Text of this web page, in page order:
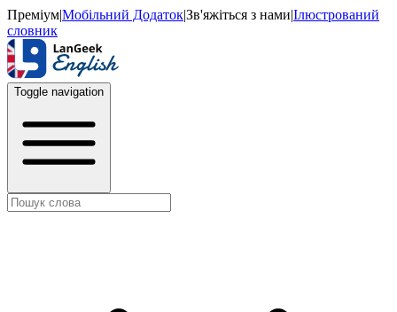
Преміум|Мобільний Додаток|Зв'яжіться з нами|Ілюстрований
словник
Toggle navigation